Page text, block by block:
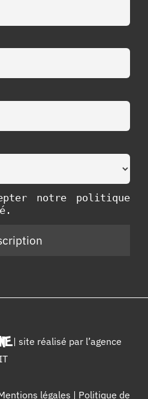
notre politique
| site réalisé par l’agence
légales | Politique de